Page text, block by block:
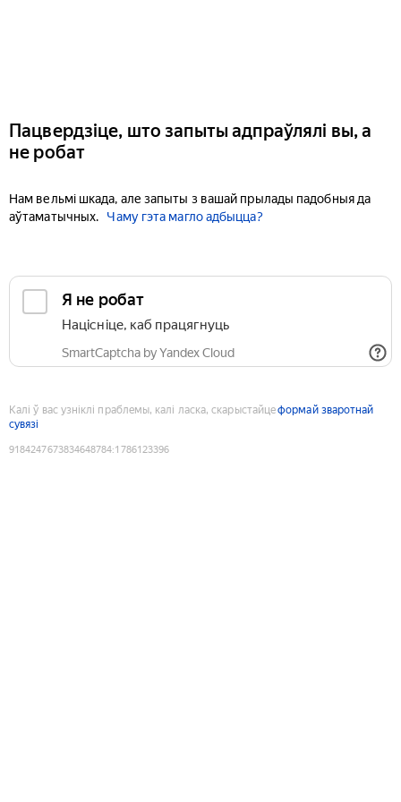
Пацвердзіце, што запыты адпраўлялі вы, а
не робат
Нам вельмі шкада, але запыты з вашай прылады падобныя да
аўтаматычных.
Чаму гэта магло адбыцца?
Я не робат
Націсніце, каб працягнуць
SmartCaptcha by Yandex Cloud
Калі ў вас узніклі праблемы, калі ласка, скарыстайцеформай зваротнай
сувязі
9184247673834648784:1786123396